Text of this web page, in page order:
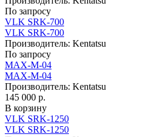
По запросу
VLK SRK-700
VLK SRK-700
Производитель: Kentatsu
По запросу
MAX-M-04
MAX-M-04
Производитель: Kentatsu
145 000 р.
В корзину
VLK SRK-1250
VLK SRK-1250